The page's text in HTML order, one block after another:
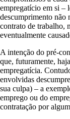
empregatício em si –
descumprimento não
contrato de trabalho,
eventualmente
A intenção do pré-
que, futuramente,
empregatícia.
envolvidas
sua culpa) – a
emprego ou do
contratação por